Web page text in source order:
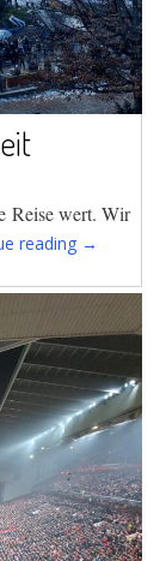
Reise wert. Wir
reading
“New
zur
→